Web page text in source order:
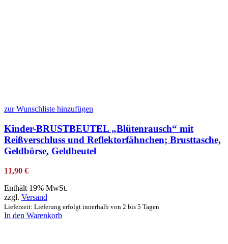
zur Wunschliste hinzufügen
Kinder-BRUSTBEUTEL „Blütenrausch“ mit
Reißverschluss und Reflektorfähnchen; Brusttasche,
Geldbörse, Geldbeutel
11,90 €
Enthält 19% MwSt.
zzgl. Versand
Lieferzeit: Lieferung erfolgt innerhalb von 2 bis 5 Tagen
In den Warenkorb